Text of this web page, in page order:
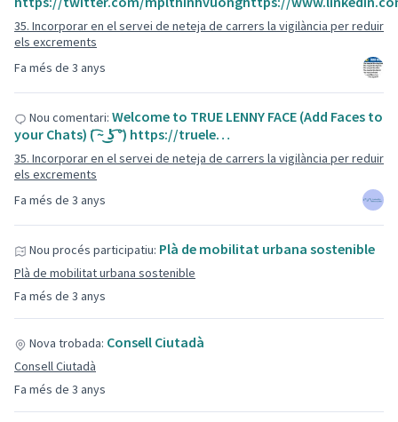
Fa més de 3 anys
35. Incorporar en el servei de neteja de carrers la vigilància per reduir
els excrements
Fa més de 3 anys
Nou comentari: Welcome to TRUE LENNY FACE (Add Faces to
your Chats) ( ͡~ ͜ʖ ͡°) https://truele…
35. Incorporar en el servei de neteja de carrers la vigilància per reduir
els excrements
Fa més de 3 anys
Nou procés participatiu: Plà de mobilitat urbana sostenible
Plà de mobilitat urbana sostenible
Fa més de 3 anys
Nova trobada: Consell Ciutadà
Consell Ciutadà